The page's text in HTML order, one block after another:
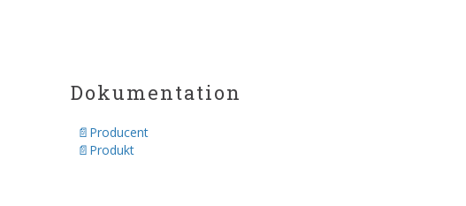
Dokumentation
Producent
Produkt